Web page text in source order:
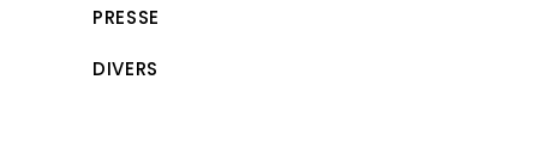
PRESSE
DIVERS